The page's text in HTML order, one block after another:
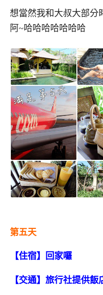
想當然我和大叔大部分
阿~哈哈哈哈哈哈哈
第五天
【住宿】回家囉
【交通】旅行社提供